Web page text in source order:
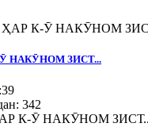
НАКӮНОМ ЗИСТ...
342
НАКӮНОМ ЗИСТ...